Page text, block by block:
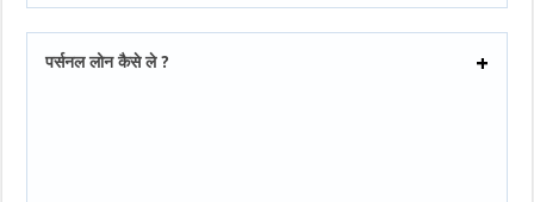
पर्सनल लोन कैसे ले ?